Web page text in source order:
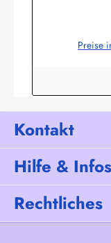
Preise
Kontakt
Hilfe & Infos
Rechtliches